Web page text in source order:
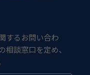
するお問い合わ
談窓口を定め、